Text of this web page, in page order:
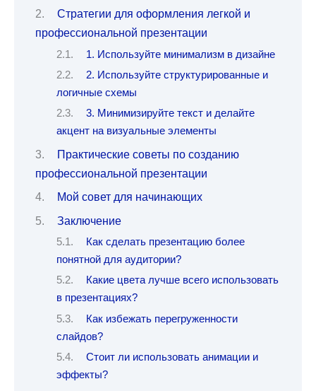
Стратегии для оформления легкой и
профессиональной презентации
1. Используйте минимализм в дизайне
2. Используйте структурированные и
логичные схемы
3. Минимизируйте текст и делайте
акцент на визуальные элементы
Практические советы по созданию
профессиональной презентации
Мой совет для начинающих
Заключение
Как сделать презентацию более
понятной для аудитории?
Какие цвета лучше всего использовать
в презентациях?
Как избежать перегруженности
слайдов?
Стоит ли использовать анимации и
эффекты?